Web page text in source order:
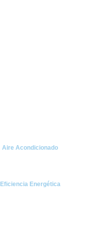
Aire Acondicionado
Eficiencia Energética